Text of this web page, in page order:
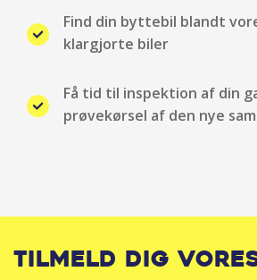
Fuld LED forlygter
Håndfri telefon
Infocenter
Find din byttebil blandt
klargjorte biler
Få tid til inspektion af din
prøvekørsel af den nye
Tilmeld dig